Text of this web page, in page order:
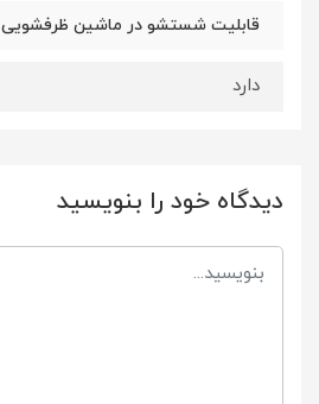
قابلیت شستشو در ماشین ظرفشویی
دارد
دیدگاه خود را بنویسید